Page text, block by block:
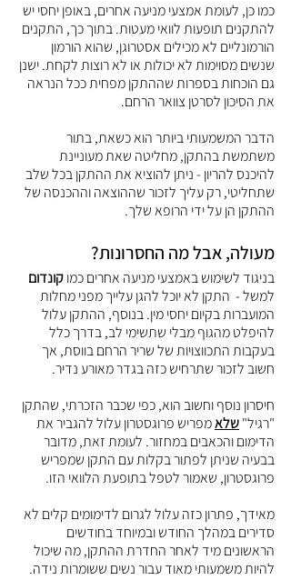
כמו כן, לעומת אמצעי מניעה אחרים, באופן יחסי יש
להתקנים תופעות לוואי מעטות. בתוך כך, התקנים
הורמונליים לא מכילים אסטרוגן, שהוא הורמון
שנשים מסוימות לא יכולות או לא רוצות לקחת. ישנן
גם הוכחות בספרות שההתקן מפחית ככל הנראה
את הסיכון לסרטן צוואר הרחם.
הדבר המשמעותי ביותר הוא כשאת, בתור
משתמשת בהתקן, מחליטה שאת מעוניינת
להיכנס להריון - ניתן להוציא את ההתקן בכל שלב
שתחליטי, רק עליך לזכור שההוצאה וההכנסה של
ההתקן הן על ידי הרופא שלך.
מעולה, אבל מה החסרונות?
בניגוד לשימוש באמצעי מניעה אחרים כמו קונדום
למשל -  התקן לא יוכל להגן עלייך מפני מחלות
המועברות בקיום יחסי מין. בנוסף, ההתקן עלול
להיפלט מהגוף מבלי שתשימי לב, בדרך כלל
בעקבות התכווצויות של שריר הרחם בווסת, אך
חשוב לזכור שתרחיש כזה בגדר מאורע נדיר.
חיסרון נוסף וחשוב הוא, כפי שכבר הזכרתי, שהתקן
"רגיל" שלא מפריש פרוגסטרון עלול להגביר את
הדימום והכאבים במחזור. לעומת זאת, מדובר
בבעיה שניתן לפתור בקלות עם התקן שמפריש
פרוגסטרון, שאמור לטפל בתופעת הלוואי הזו.
מאידך, פתרון כזה עלול לגרום לדימומים קלים לא
סדירים במהלך החודש ובמיוחד בחודשים
הראשונים מיד לאחר החדרת ההתקן, מה שיכול
להיות משמעותי מאוד עבור נשים ששומרות נידה.